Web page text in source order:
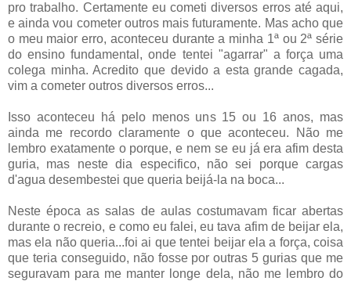
pro trabalho. Certamente eu cometi diversos erros até aqui,
e ainda vou cometer outros mais futuramente. Mas acho que
o meu maior erro, aconteceu durante a minha 1ª ou 2ª série
do ensino fundamental, onde tentei "agarrar" a força uma
colega minha. Acredito que devido a esta grande cagada,
vim a cometer outros diversos erros...
Isso aconteceu há pelo menos uns 15 ou 16 anos, mas
ainda me recordo claramente o que aconteceu. Não me
lembro exatamente o porque, e nem se eu já era afim desta
guria, mas neste dia especifico, não sei porque cargas
d'agua desembestei que queria beijá-la na boca...
Neste época as salas de aulas costumavam ficar abertas
durante o recreio, e como eu falei, eu tava afim de beijar ela,
mas ela não queria...foi ai que tentei beijar ela a força, coisa
que teria conseguido, não fosse por outras 5 gurias que me
seguravam para me manter longe dela, não me lembro do